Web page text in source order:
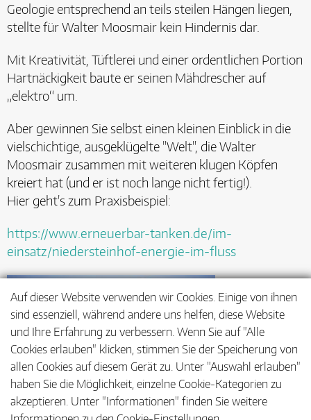
Geologie entsprechend an teils steilen Hängen liegen,
stellte für Walter Moosmair kein Hindernis dar.
Mit Kreativität, Tüftlerei und einer ordentlichen Portion
Hartnäckigkeit baute er seinen Mähdrescher auf
„elektro“ um.
Aber gewinnen Sie selbst einen kleinen Einblick in die
vielschichtige, ausgeklügelte "Welt", die Walter
Moosmair zusammen mit weiteren klugen Köpfen
kreiert hat (und er ist noch lange nicht fertig!).
Hier geht's zum Praxisbeispiel:
https://www.erneuerbar-tanken.de/im-
einsatz/niedersteinhof-energie-im-fluss
© Timo Jaworr
Auf dieser Website verwenden wir Cookies. Einige von ihnen
sind essenziell, während andere uns helfen, diese Website
und Ihre Erfahrung zu verbessern. Wenn Sie auf "Alle
Cookies erlauben" klicken, stimmen Sie der Speicherung von
allen Cookies auf diesem Gerät zu. Unter "Auswahl erlauben"
haben Sie die Möglichkeit, einzelne Cookie-Kategorien zu
akzeptieren. Unter "Informationen" finden Sie weitere